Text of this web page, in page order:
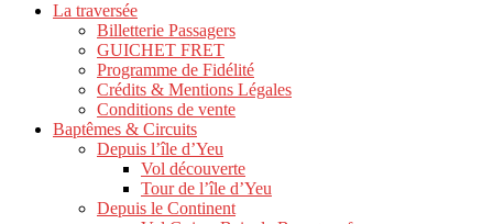
La traversée
Billetterie Passagers
GUICHET FRET
Programme de Fidélité
Crédits & Mentions Légales
Conditions de vente
Baptêmes & Circuits
Depuis l’île d’Yeu
Vol découverte
Tour de l’île d’Yeu
Depuis le Continent